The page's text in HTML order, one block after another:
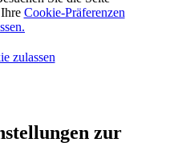
Cookie-Präferenzen
zulassen
zur